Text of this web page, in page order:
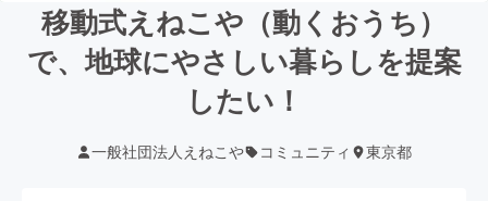
移動式えねこや（動くおうち）
で、地球にやさしい暮らしを提案
したい！
一般社団法人えねこや コミュニティ 東京都